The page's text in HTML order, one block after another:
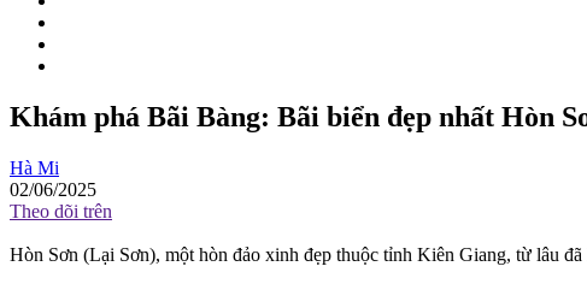
Khám phá Bãi Bàng: Bãi biển đẹp nhất Hòn
Hà Mi
02/06/2025
Theo dõi trên
Hòn Sơn (Lại Sơn), một hòn đảo xinh đẹp thuộc tỉnh Kiên Giang, từ lâu